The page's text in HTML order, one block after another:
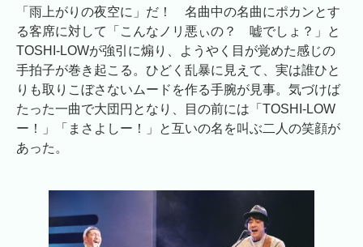
「雨上がりの夜空に」だ！ 名曲中の名曲にポカンとす
る客席に対して「こんなノリ悪ぃの？ 嘘でしょ？」と
TOSHI-LOWが強引に煽り、ようやく目が覚めた感じの
手拍子が巻き起こる。ひどく乱暴に見えて、実は誰ひと
りも取りこぼさないムードを作る手腕が見事。気づけば
たった一曲で大団円となり、目の前には「TOSHI-LOW
ー！」「まさよしー！」と互いの名を叫ぶ二人の笑顔が
あった。